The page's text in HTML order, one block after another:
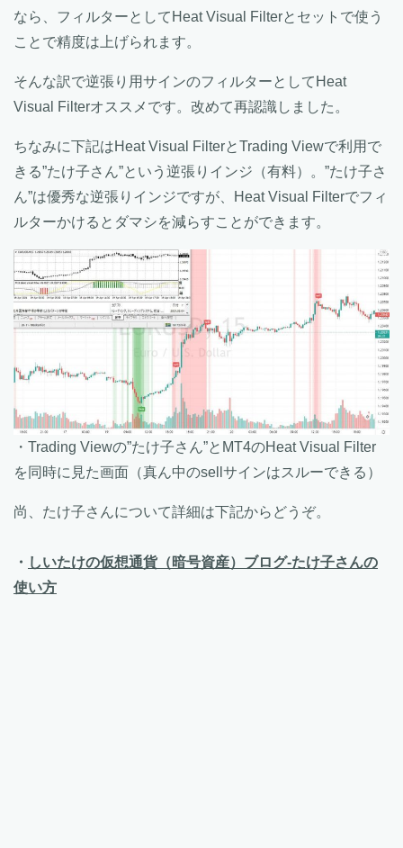
なら、フィルターとしてHeat Visual Filterとセットで使う
ことで精度は上げられます。
そんな訳で逆張り用サインのフィルターとしてHeat
Visual Filterオススメです。改めて再認識しました。
ちなみに下記はHeat Visual FilterとTrading Viewで利用で
きる”たけ子さん”という逆張りインジ（有料）。”たけ子さ
ん”は優秀な逆張りインジですが、Heat Visual Filterでフィ
ルターかけるとダマシを減らすことができます。
・Trading Viewの”たけ子さん”とMT4のHeat Visual Filter
を同時に見た画面（真ん中のsellサインはスルーできる）
尚、たけ子さんについて詳細は下記からどうぞ。
・ しいたけの仮想通貨（暗号資産）ブログ-たけ子さんの
使い方